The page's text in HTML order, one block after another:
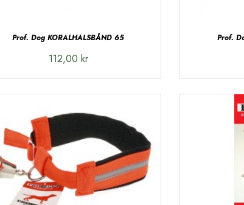
Prof. Dog KORALHALSBÅND 65
112,00 kr
Prof.